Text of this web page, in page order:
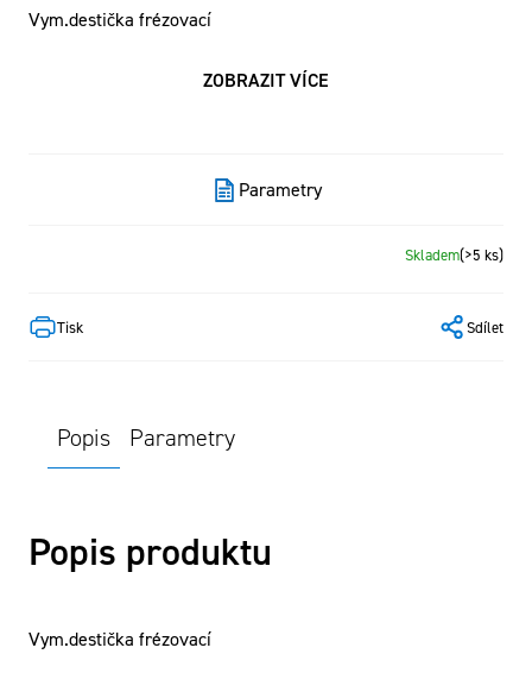
Vym.destička frézovací
ZOBRAZIT VÍCE
Tisk Sdílet
Skladem(>5 ks)
Parametry
Popis Parametry
Popis produktu
Vym.destička frézovací